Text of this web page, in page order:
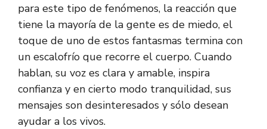
para este tipo de fenómenos, la reacción que
tiene la mayoría de la gente es de miedo, el
toque de uno de estos fantasmas termina con
un escalofrío que recorre el cuerpo. Cuando
hablan, su voz es clara y amable, inspira
confianza y en cierto modo tranquilidad, sus
mensajes son desinteresados y sólo desean
ayudar a los vivos.